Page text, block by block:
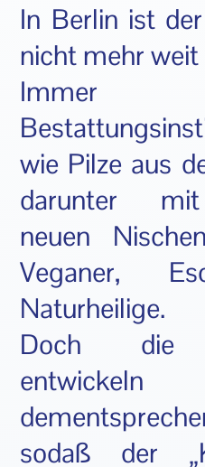
In Berlin ist
nicht mehr
wie Pilze aus
darunter
neuen
Veganer,
Naturheilige.
Doch die
sodaß der